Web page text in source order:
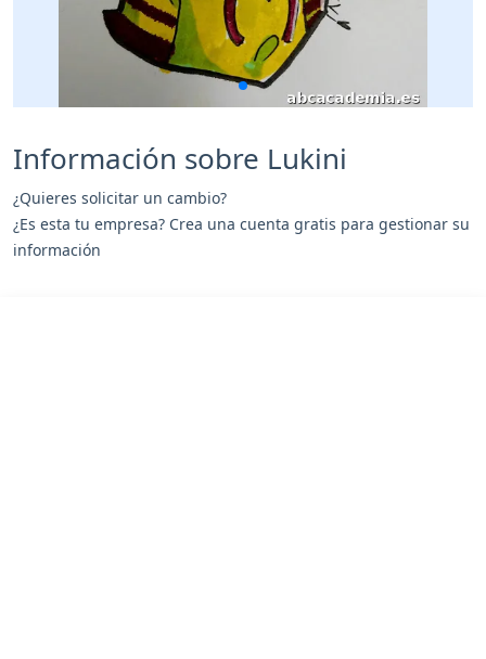
Información sobre Lukini
¿Quieres solicitar un cambio?
¿Es esta tu empresa? Crea una cuenta gratis para gestionar su
información